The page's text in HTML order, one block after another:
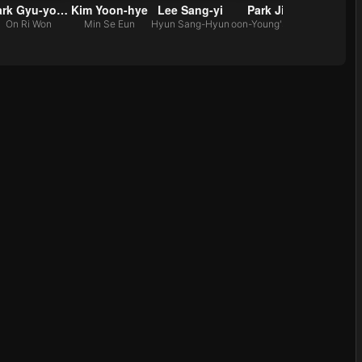
Park Gyu-young
On Ri Won
Kim Yoon-hye
Min Se Eun
Lee Sang-yi
Hyun Sang-Hyun
Park Ji-il